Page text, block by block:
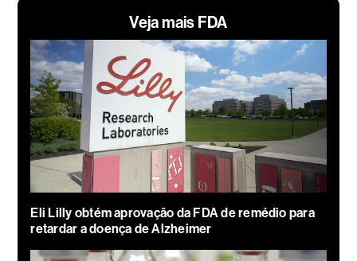
Veja mais FDA
Eli Lilly obtém aprovação da FDA de remédio para
retardar a doença de Alzheimer